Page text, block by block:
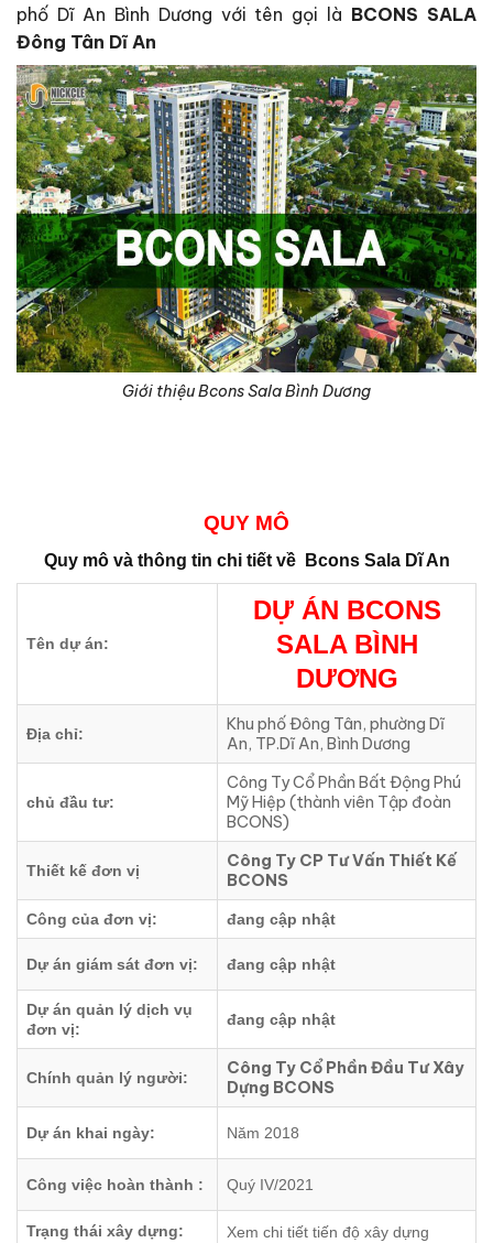
phố Dĩ An Bình Dương với tên gọi là BCONS SALA
Đông Tân Dĩ An
Giới thiệu Bcons Sala Bình Dương
QUY MÔ
Quy mô và thông tin chi tiết vềBcons Sala Dĩ An
Tên dự án:
DỰ ÁN BCONS
SALA BÌNH
DƯƠNG
Địa chỉ:
Khu phố Đông Tân, phường Dĩ
An, TP.Dĩ An, Bình Dương
chủ đầu tư:
Công Ty Cổ Phần Bất Động Phú
Mỹ Hiệp (thành viên Tập đoàn
BCONS)
Thiết kế đơn vị
Công Ty CP Tư Vấn Thiết Kế
BCONS
Công của đơn vị: đang cập nhật
Dự án giám sát đơn vị: đang cập nhật
Dự án quản lý dịch vụ
đơn vị:
đang cập nhật
Chính quản lý người:
Công Ty Cổ Phần Đầu Tư Xây
Dựng BCONS
Dự án khai ngày: Năm 2018
Công việc hoàn thành : Quý IV/2021
Trạng thái xây dựng: Xem chi tiết tiến độ xây dựng